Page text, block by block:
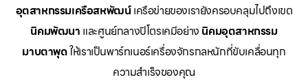
อุตสาหกรรมเครือสหพัฒน์เครือข่ายของเรายังครอบคลุมไปถึงเขต
นิคมพัฒนา และศูนย์กลางปิโตรเคมีอย่าง นิคมอุตสาหกรรม
มาบตาพุดให้เราเป็นพาร์ทเนอร์เครื่องจักรกลหนักที่ขับเคลื่อนทุก
ความสำเร็จของคุณ